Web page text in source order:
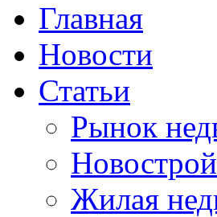
Главная
Новости
Статьи
Рынок
Жилая